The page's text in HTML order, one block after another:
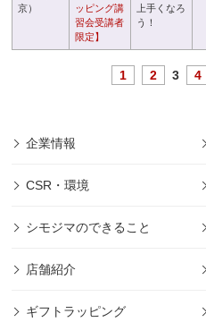
京）
ッピング講
習会受講者
限定】
上手くなろ
う！
1 2 3 4
企業情報
CSR・環境
シモジマのできること
店舗紹介
ギフトラッピング